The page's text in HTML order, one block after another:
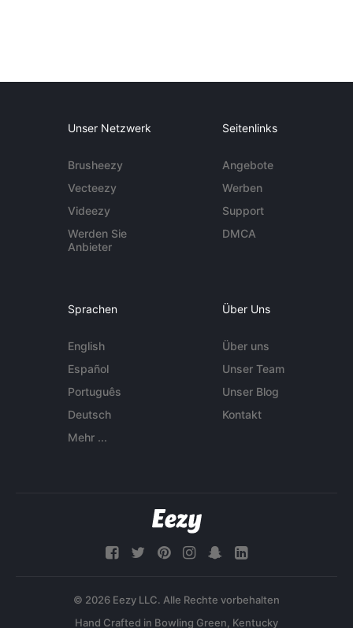
Unser Netzwerk
Brusheezy
Vecteezy
Videezy
Werden Sie
Anbieter
Seitenlinks
Angebote
Werben
Support
DMCA
Sprachen
English
Español
Português
Deutsch
Mehr ...
Über Uns
Über uns
Unser Team
Unser Blog
Kontakt
© 2026 Eezy LLC. Alle Rechte vorbehalten